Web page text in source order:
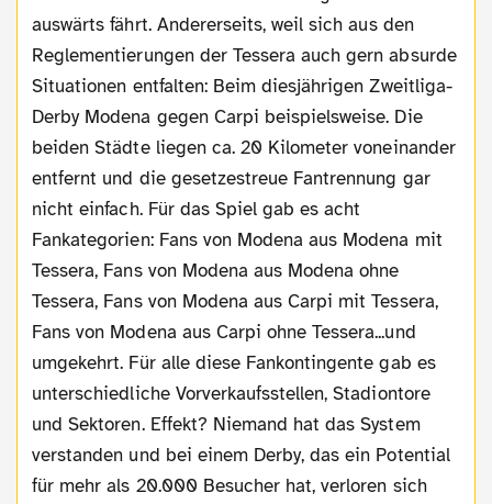
auswärts fährt. Andererseits, weil sich aus den
Reglementierungen der Tessera auch gern absurde
Situationen entfalten: Beim diesjährigen Zweitliga-
Derby Modena gegen Carpi beispielsweise. Die
beiden Städte liegen ca. 20 Kilometer voneinander
entfernt und die gesetzestreue Fantrennung gar
nicht einfach. Für das Spiel gab es acht
Fankategorien: Fans von Modena aus Modena mit
Tessera, Fans von Modena aus Modena ohne
Tessera, Fans von Modena aus Carpi mit Tessera,
Fans von Modena aus Carpi ohne Tessera...und
umgekehrt. Für alle diese Fankontingente gab es
unterschiedliche Vorverkaufsstellen, Stadiontore
und Sektoren. Effekt? Niemand hat das System
verstanden und bei einem Derby, das ein Potential
für mehr als 20.000 Besucher hat, verloren sich